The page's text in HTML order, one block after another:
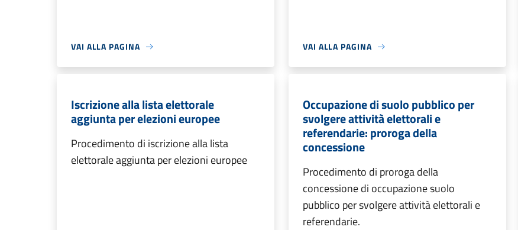
VAI ALLA PAGINA VAI ALLA PAGINA
Iscrizione alla lista elettorale
aggiunta per elezioni europee
Procedimento di iscrizione alla lista
elettorale aggiunta per elezioni europee
Occupazione di suolo pubblico per
svolgere attività elettorali e
referendarie: proroga della
concessione
Procedimento di proroga della
concessione di occupazione suolo
pubblico per svolgere attività elettorali e
referendarie.